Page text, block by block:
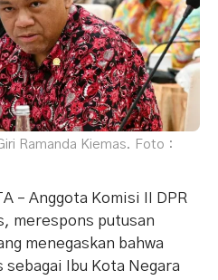
Ramanda Kiemas. Foto :
– Anggota Komisi II DPR
merespons putusan
menegaskan bahwa
Ibu Kota Negara